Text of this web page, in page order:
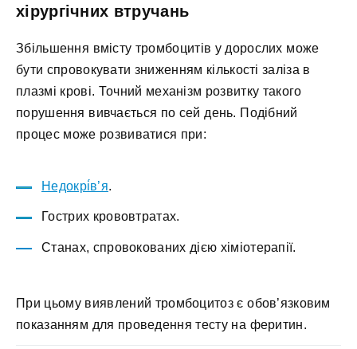
хірургічних втручань
Збільшення вмісту тромбоцитів у дорослих може
бути спровокувати зниженням кількості заліза в
плазмі крові. Точний механізм розвитку такого
порушення вивчається по сей день. Подібний
процес може розвиватися при:
Недокрі́в’я.
Гострих крововтратах.
Станах, спровокованих дією хіміотерапії.
При цьому виявлений тромбоцитоз є обов’язковим
показанням для проведення тесту на феритин.